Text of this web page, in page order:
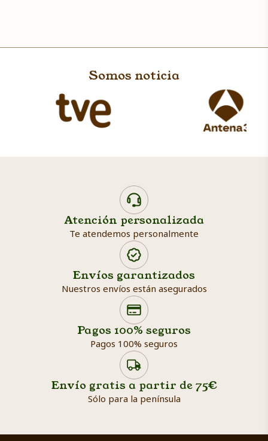
Somos noticia
Atención personalizada
Te atendemos personalmente
Envíos garantizados
Nuestros envíos están asegurados
Pagos 100% seguros
Pagos 100% seguros
Envío gratis a partir de 75€
Sólo para la península
Search products